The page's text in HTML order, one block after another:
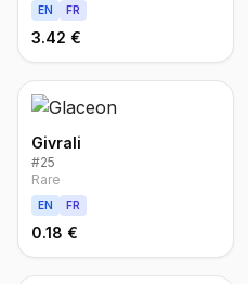
EN FR
3.42 €
Givrali
#25
Rare
EN FR
0.18 €